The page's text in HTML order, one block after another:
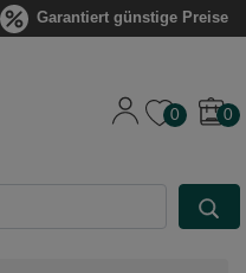
Garantiert günstige Preise
0 0